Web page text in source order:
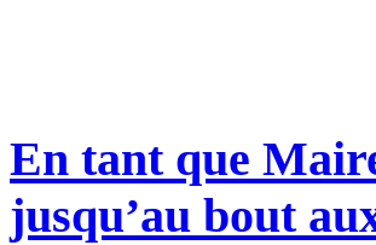
En tant que
jusqu’au bout